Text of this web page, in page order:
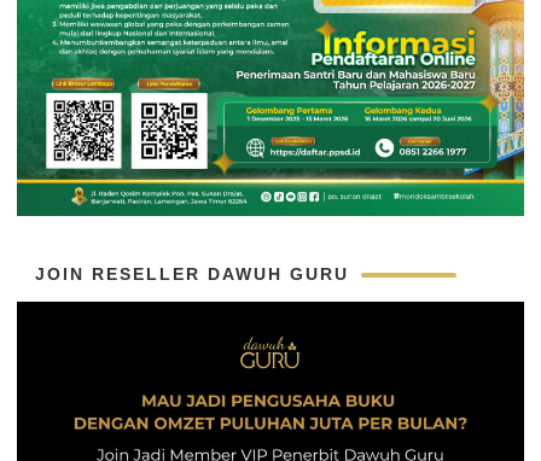
JOIN RESELLER DAWUH GURU